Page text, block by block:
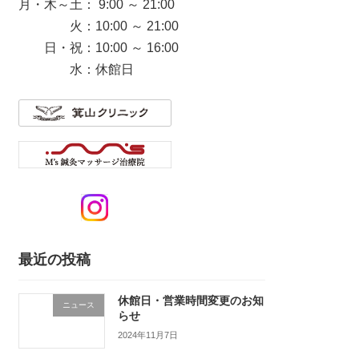
月・木～土： 9:00 ～ 21:00
火：10:00 ～ 21:00
日・祝：10:00 ～ 16:00
水：休館日
最近の投稿
ニュース
休館日・営業時間変更のお知
らせ
2024年11月7日